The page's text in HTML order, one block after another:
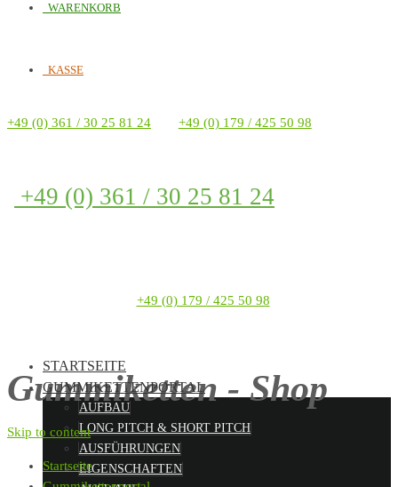
WARENKORB
KASSE
+49 (0) 361 / 30 25 81 24 +49 (0) 179 / 425 50 98
+49 (0) 361 / 30 25 81 24
+49 (0) 179 / 425 50 98
Gummiketten - Shop
STARTSEITE
GUMMIKETTENPORTAL
AUFBAU
LONG PITCH & SHORT PITCH
AUSFÜHRUNGEN
EIGENSCHAFTEN
Skip to content
Startseite